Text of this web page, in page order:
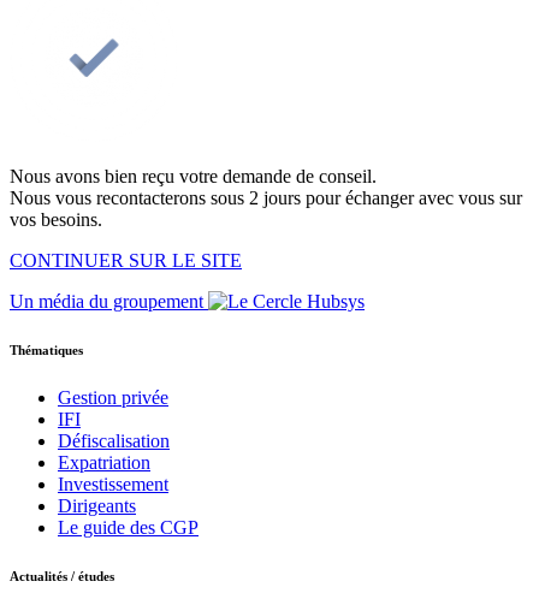
Nous avons bien reçu votre demande de conseil.
Nous vous recontacterons sous 2 jours pour échanger avec vous sur
vos besoins.
CONTINUER SUR LE SITE
Un média du groupement
Thématiques
Gestion privée
IFI
Défiscalisation
Expatriation
Investissement
Dirigeants
Le guide des CGP
Actualités / études